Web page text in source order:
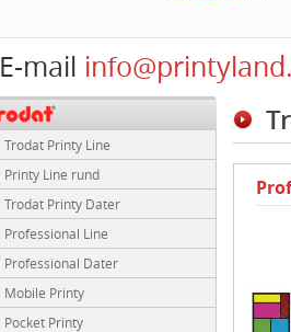
E-mail
Trodat Printy Line
Printy Line rund
Trodat Printy Dater
Professional Line
Professional Dater
Mobile Printy
Pocket Printy